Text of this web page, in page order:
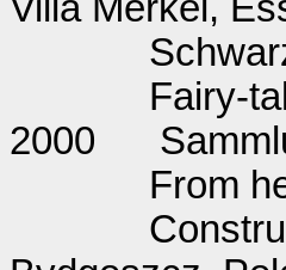
Fairy-
2000
From